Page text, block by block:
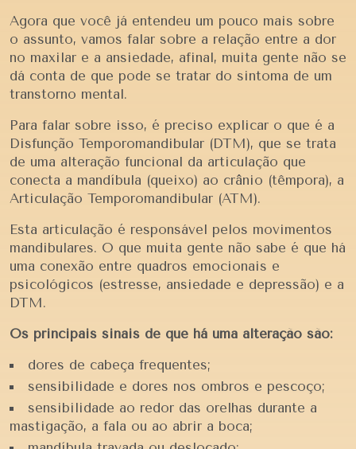
Agora que você já entendeu um pouco mais sobre
o assunto, vamos falar sobre a relação entre a dor
no maxilar e a ansiedade, afinal, muita gente não se
dá conta de que pode se tratar do sintoma de um
transtorno mental.
Para falar sobre isso, é preciso explicar o que é a
Disfunção Temporomandibular (DTM), que se trata
de uma alteração funcional da articulação que
conecta a mandíbula (queixo) ao crânio (têmpora), a
Articulação Temporomandibular (ATM).
Esta articulação é responsável pelos movimentos
mandibulares. O que muita gente não sabe é que há
uma conexão entre quadros emocionais e
psicológicos (estresse, ansiedade e depressão) e a
DTM.
Os principais sinais de que há uma alteração são:
dores de cabeça frequentes;
sensibilidade e dores nos ombros e pescoço;
sensibilidade ao redor das orelhas durante a
mastigação, a fala ou ao abrir a boca;